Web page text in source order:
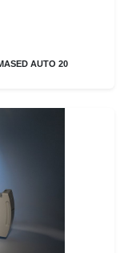
AUTO 20